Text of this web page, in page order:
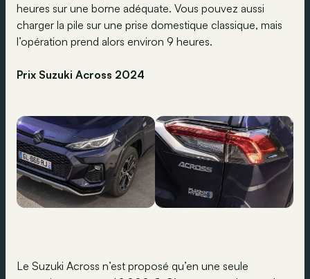
heures sur une borne adéquate. Vous pouvez aussi
charger la pile sur une prise domestique classique, mais
l’opération prend alors environ 9 heures.
Prix Suzuki Across 2024
Le Suzuki Across n’est proposé qu’en une seule